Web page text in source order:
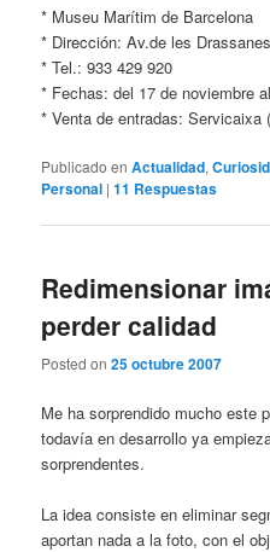
* Museu Marítim de Barcelona
* Dirección: Av.de les
* Tel.: 933 429 920
* Fechas: del 17 de noviembre
* Venta de entradas: Servicaixa
Publicado en Actualidad,
Personal |11 Respuestas
Redimensionar
perder calidad
Posted on25 octubre 2007
Me ha sorprendido mucho este
todavía en desarrollo ya
sorprendentes.
La idea consiste en eliminar
aportan nada a la foto, con el